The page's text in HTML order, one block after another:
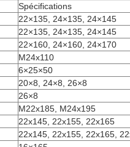
Spécifications
22×135, 24×135, 24×145
22×135, 24×135, 24×145
22×160, 24×160, 24×170
M24x110
6×25×50
20×8, 24×8, 26×8
26×8
M22x185, M24x195
22x145, 22x155, 22x165
22x145, 22x155, 22x165,